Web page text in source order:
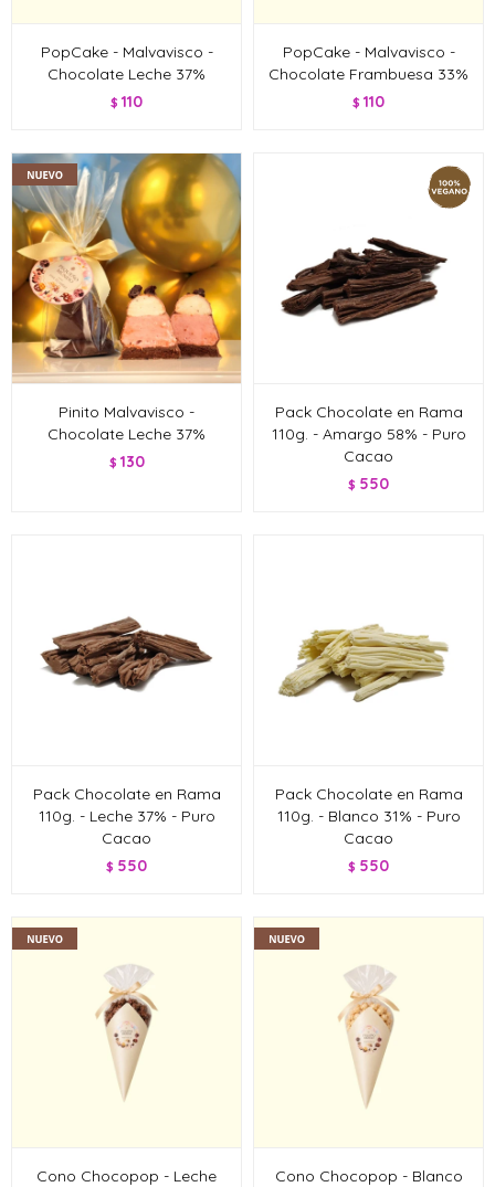
PopCake - Malvavisco -
Chocolate Leche 37%
$ 110
PopCake - Malvavisco -
Chocolate Frambuesa 33%
$ 110
Pinito Malvavisco -
Chocolate Leche 37%
$ 130
Pack Chocolate en Rama
110g. - Amargo 58% - Puro
Cacao
$ 550
Pack Chocolate en Rama
110g. - Leche 37% - Puro
Cacao
$ 550
Pack Chocolate en Rama
110g. - Blanco 31% - Puro
Cacao
$ 550
Cono Chocopop - Leche
Cono Chocopop - Blanco